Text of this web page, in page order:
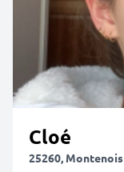
Cloé
25260, Montenois